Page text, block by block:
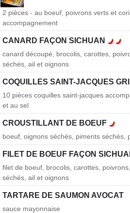
2 pièces - au boeuf, poivrons verts et
accompagnement
CANARD FAÇON SICHUAN
canard découpé, brocolis, carottes,
séchés, ail et oignons
COQUILLES SAINT-JACQUES
10 pièces coquilles saint-jacques
et au sel
CROUSTILLANT DE BOEUF
boeuf, oignons séchés, piments séchés,
FILET DE BOEUF FAÇON
filet de boeuf, brocolis, carottes,
séchés, ail et oignons
TARTARE DE SAUMON AVOCAT
sauce mayonnaise